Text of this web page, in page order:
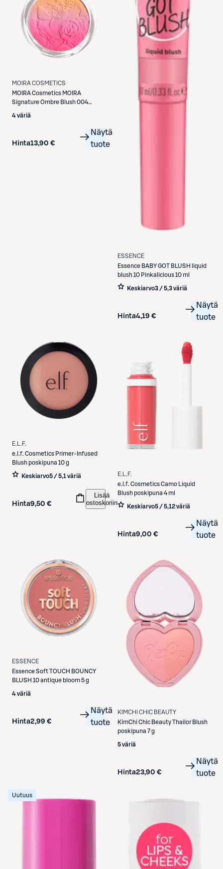
MOIRA COSMETICS
MOIRA Cosmetics MOIRA
Signature Ombre Blush 004
4 väriä
Hinta13,90 €
Näytä
tuote
ESSENCE
Essence BABY GOT BLUSH liquid
blush 10 Pinkalicious 10 ml
Keskiarvo3 / 5,3 väriä
Hinta4,19 €
Näytä
tuote
E.L.F.
e.l.f. Cosmetics Primer-Infused
Blush poskipuna 10 g
Keskiarvo5 / 5,1 väriä
Hinta9,50 €
Lisää
ostoskoriin
E.L.F.
e.l.f. Cosmetics Camo Liquid
Blush poskipuna 4 ml
Keskiarvo5 / 5,12 väriä
Hinta9,00 €
Näytä
tuote
ESSENCE
EssenceSoft TOUCH BOUNCY
BLUSH 10 antique bloom 5 g
4 väriä
Hinta2,99 €
Näytä
tuote
KIMCHI CHIC BEAUTY
KimChi Chic Beauty Thailor Blush
poskipuna 7 g
5 väriä
Hinta23,90 €
Näytä
tuote
Uutuus